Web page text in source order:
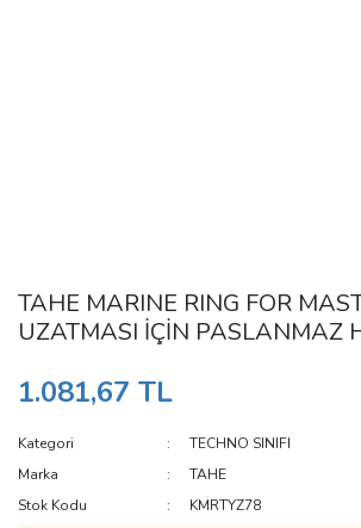
TAHE MARINE RING FOR
UZATMASI İÇİN PASLANMAZ
1.081,67 TL
Kategori
TECHNO SINIFI
Marka
TAHE
Stok Kodu
KMRTYZ78